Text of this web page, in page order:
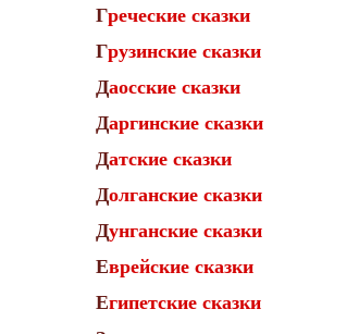
Греческие сказки
Грузинские сказки
Даосские сказки
Даргинские сказки
Датские сказки
Долганские сказки
Дунганские сказки
Еврейские сказки
Египетские сказки